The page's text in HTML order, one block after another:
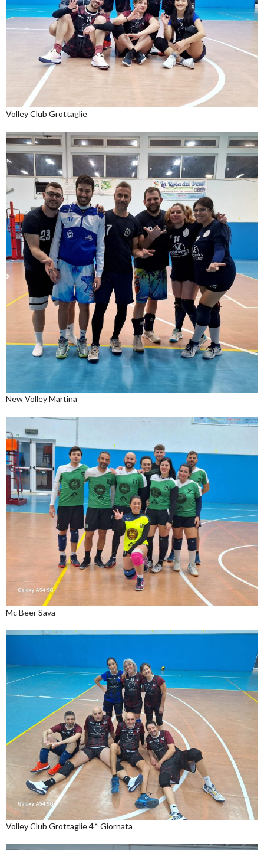
Volley Club Grottaglie
New Volley Martina
Mc Beer Sava
Volley Club Grottaglie 4^ Giornata